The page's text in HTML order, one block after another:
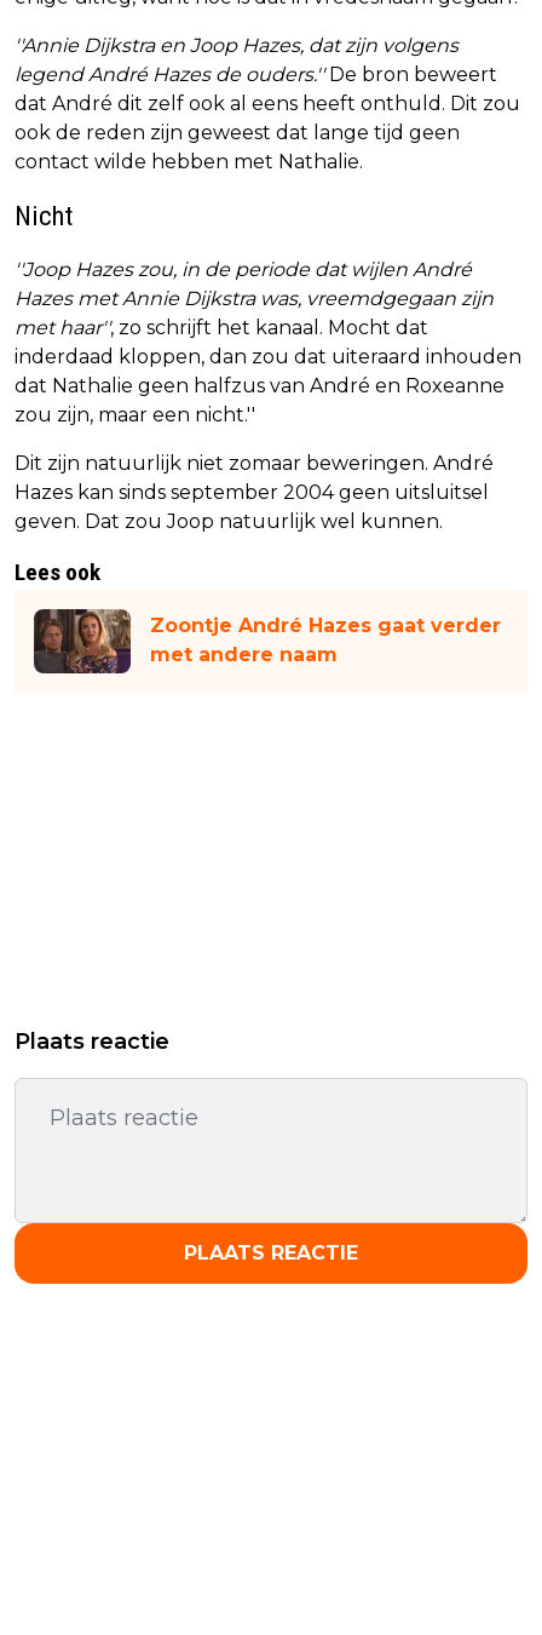
''Annie Dijkstra en Joop Hazes, dat zijn volgens
legend André Hazes de ouders.''De bron beweert
dat André dit zelf ook al eens heeft onthuld. Dit zou
ook de reden zijn geweest dat lange tijd geen
contact wilde hebben met Nathalie.
Nicht
''Joop Hazes zou, in de periode dat wijlen André
Hazes met Annie Dijkstra was, vreemdgegaan zijn
met haar'', zo schrijft het kanaal. Mocht dat
inderdaad kloppen, dan zou dat uiteraard inhouden
dat Nathalie geen halfzus van André en Roxeanne
zou zijn, maar een nicht.''
Dit zijn natuurlijk niet zomaar beweringen. André
Hazes kan sinds september 2004 geen uitsluitsel
geven. Dat zou Joop natuurlijk wel kunnen.
Lees ook
Zoontje André Hazes gaat verder
met andere naam
Plaats reactie
PLAATS REACTIE